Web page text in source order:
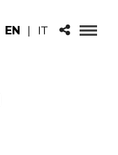
EN | IT